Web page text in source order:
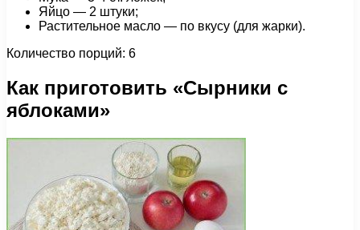
Яйцо — 2 штуки;
Растительное масло — по вкусу (для жарки).
Количество порций: 6
Как приготовить «Сырники с
яблоками»